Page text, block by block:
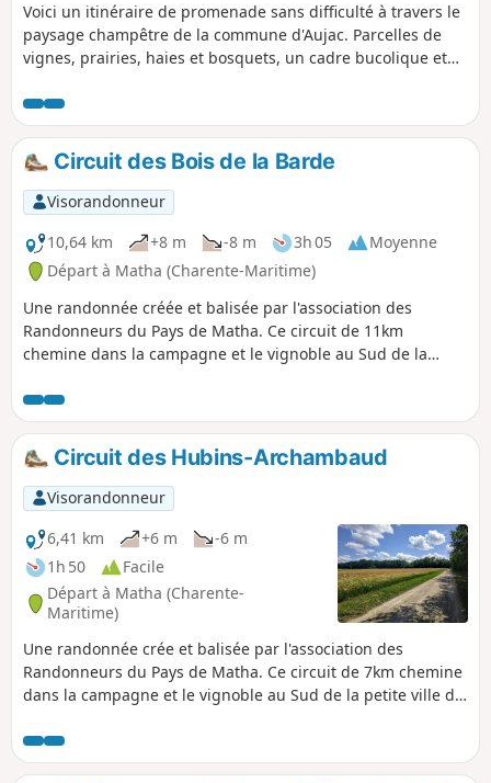
Voici un itinéraire de promenade sans difficulté à travers le
paysage champêtre de la commune d'Aujac. Parcelles de
vignes, prairies, haies et bosquets, un cadre bucolique et
Circuit des Bois de la Barde
Visorandonneur
10,64 km
+8 m -8 m 3h 05
Moyenne
Départ à Matha (Charente-Maritime)
Une randonnée créée et balisée par l'association des
Randonneurs du Pays de Matha. Ce circuit de 11km
chemine dans la campagne et le vignoble au Sud de la
Circuit des Hubins-Archambaud
Visorandonneur
6,41 km
+6 m
-6 m
1h 50
Facile
Départ à Matha (Charente-
Maritime)
Une randonnée crée et balisée par l'association des
Randonneurs du Pays de Matha. Ce circuit de 7km chemine
dans la campagne et le vignoble au Sud de la petite ville de